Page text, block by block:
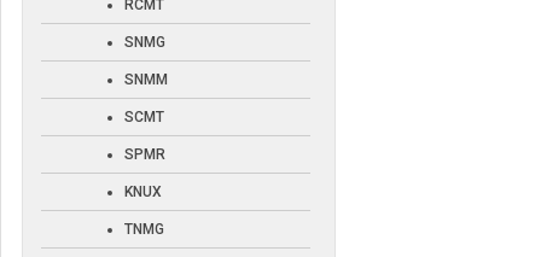
RCMT
SNMG
SNMM
SCMT
SPMR
KNUX
TNMG